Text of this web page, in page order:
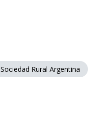
Sociedad Rural Argentina